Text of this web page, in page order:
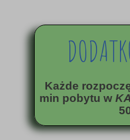
Każde
min pobytu w